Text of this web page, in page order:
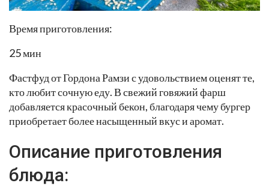
Время приготовления:
25 мин
Фастфуд от Гордона Рамзи с удовольствием оценят те,
кто любит сочную еду. В свежий говяжий фарш
добавляется красочный бекон, благодаря чему бургер
приобретает более насыщенный вкус и аромат.
Описание приготовления
блюда: